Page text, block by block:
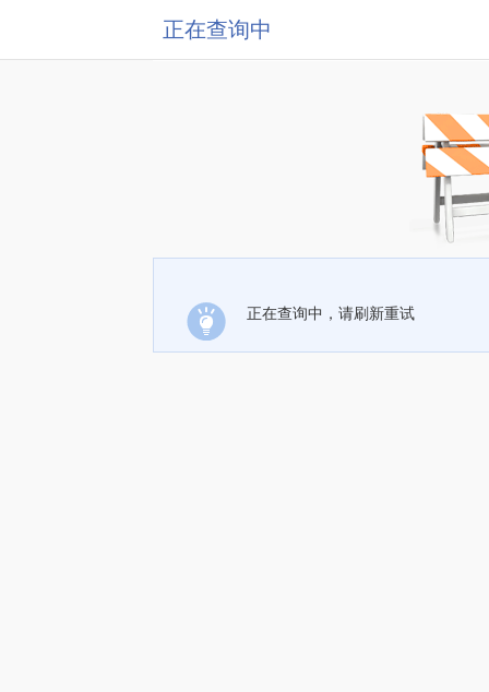
正在查询中
正在查询中，请刷新重试